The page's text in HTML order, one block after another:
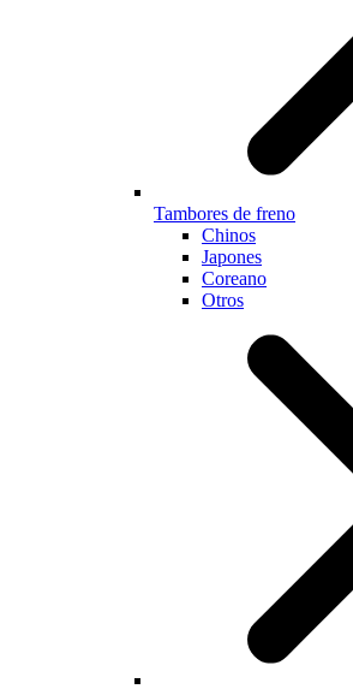
Tambores de freno
Chinos
Japones
Coreano
Otros